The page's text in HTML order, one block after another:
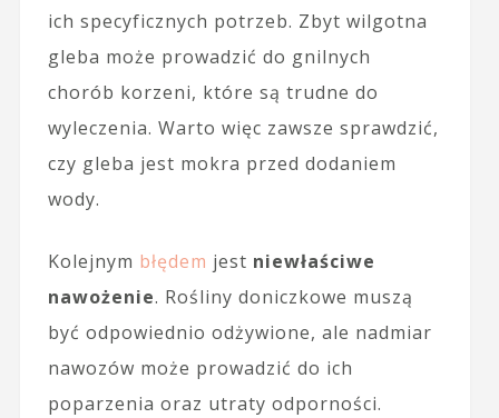
ich specyficznych potrzeb. Zbyt wilgotna
gleba może prowadzić do gnilnych
chorób korzeni, które są trudne do
wyleczenia. Warto więc zawsze sprawdzić,
czy gleba jest mokra przed dodaniem
wody.
Kolejnym błędem jest niewłaściwe
nawożenie. Rośliny doniczkowe muszą
być odpowiednio odżywione, ale nadmiar
nawozów może prowadzić do ich
poparzenia oraz utraty odporności.